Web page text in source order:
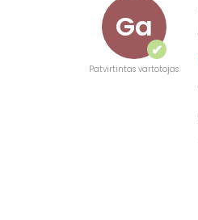
Ga
✔
Patvirtintas vartotojas